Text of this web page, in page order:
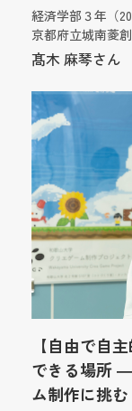
経済学部３年（
京都府立城南菱
髙木 麻琴さん
【自由で自
できる場所
ム制作に挑む